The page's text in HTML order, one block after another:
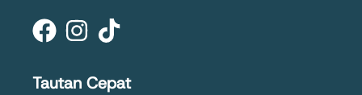
Tautan Cepat